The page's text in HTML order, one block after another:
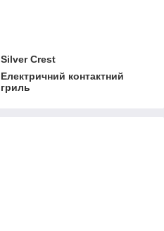
Silver Crest
Електричний контактний
гриль